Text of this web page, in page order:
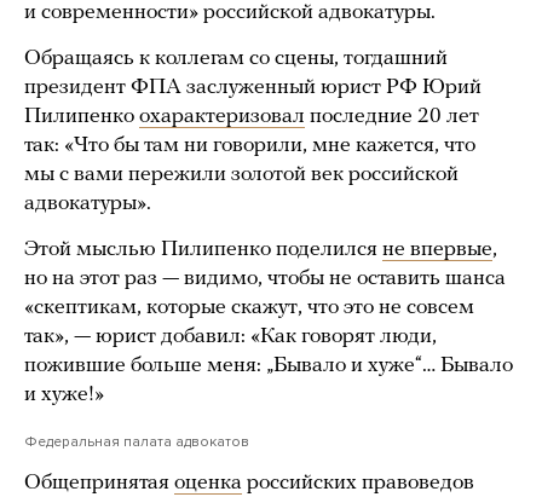
и современности» российской адвокатуры.
Обращаясь к коллегам со сцены, тогдашний
президент ФПА заслуженный юрист РФ Юрий
Пилипенко охарактеризовал последние 20 лет
так: «Что бы там ни говорили, мне кажется, что
мы с вами пережили золотой век российской
адвокатуры».
Этой мыслью Пилипенко поделился не впервые,
но на этот раз — видимо, чтобы не оставить шанса
«скептикам, которые скажут, что это не совсем
так», — юрист добавил: «Как говорят люди,
пожившие больше меня: „Бывало и хуже“… Бывало
и хуже!»
Федеральная палата адвокатов
Общепринятая оценка российских правоведов